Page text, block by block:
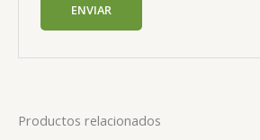
Productos relacionados